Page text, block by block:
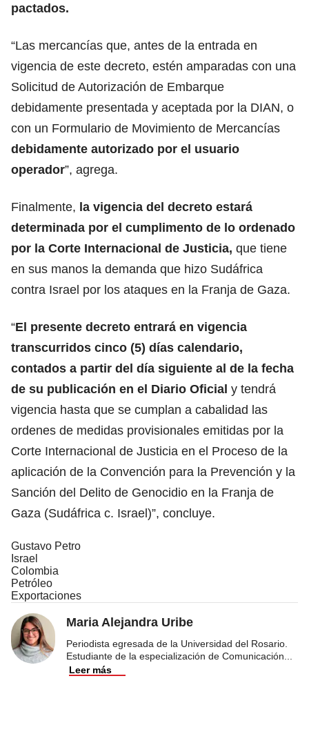
pactados.
“Las mercancías que, antes de la entrada en
vigencia de este decreto, estén amparadas con una
Solicitud de Autorización de Embarque
debidamente presentada y aceptada por la DIAN, o
con un Formulario de Movimiento de Mercancías
debidamente autorizado por el usuario
operador”, agrega.
Finalmente, la vigencia del decreto estará
determinada por el cumplimento de lo ordenado
por la Corte Internacional de Justicia, que tiene
en sus manos la demanda que hizo Sudáfrica
contra Israel por los ataques en la Franja de Gaza.
“El presente decreto entrará en vigencia
transcurridos cinco (5) días calendario,
contados a partir del día siguiente al de la fecha
de su publicación en el Diario Oficial y tendrá
vigencia hasta que se cumplan a cabalidad las
ordenes de medidas provisionales emitidas por la
Corte Internacional de Justicia en el Proceso de la
aplicación de la Convención para la Prevención y la
Sanción del Delito de Genocidio en la Franja de
Gaza (Sudáfrica c. Israel)”, concluye.
Gustavo Petro
Israel
Colombia
Petróleo
Exportaciones
Maria Alejandra Uribe
Periodista egresada de la Universidad del Rosario.
Estudiante de la especialización de Comunicación
Leer más